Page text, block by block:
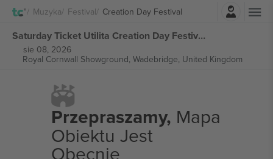
Muzyka Festival Creation Day Festival
Zaloguj sie
Saturday Ticket Utilita Creation Day Festival biletów
sie 08, 2026
Royal Cornwall Showground, Wadebridge, United Kingdom
Przepraszamy, Mapa
Obiektu Jest
Obecnie